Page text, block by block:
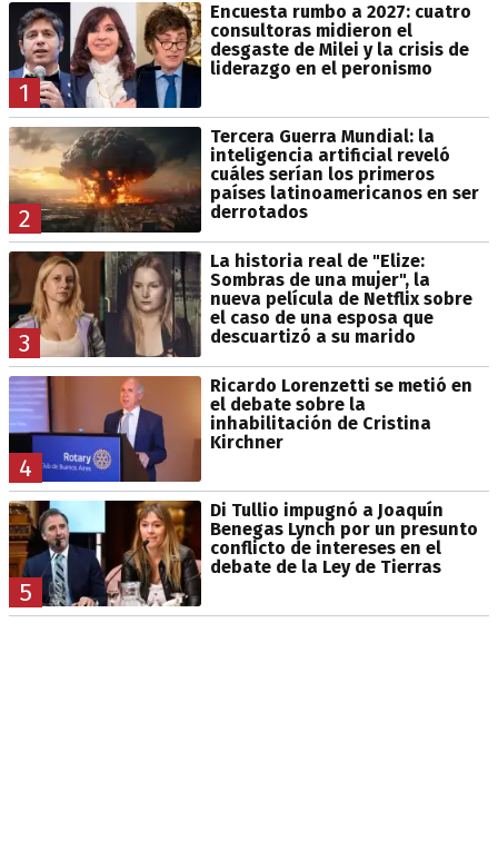
1
Encuesta rumbo a 2027: cuatro
consultoras midieron el
desgaste de Milei y la crisis de
liderazgo en el peronismo
2
Tercera Guerra Mundial: la
inteligencia artificial reveló
cuáles serían los primeros
países latinoamericanos en ser
derrotados
3
La historia real de "Elize:
Sombras de una mujer", la
nueva película de Netflix sobre
el caso de una esposa que
descuartizó a su marido
4
Ricardo Lorenzetti se metió en
el debate sobre la
inhabilitación de Cristina
Kirchner
5
Di Tullio impugnó a Joaquín
Benegas Lynch por un presunto
conflicto de intereses en el
debate de la Ley de Tierras